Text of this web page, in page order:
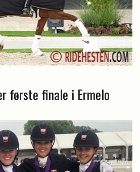
første finale i Ermelo